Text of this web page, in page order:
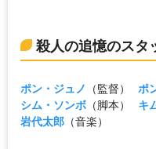
殺人の追憶のスタ
ポン・ジュノ （監督） ポ
シム・ソンボ （脚本） キ
岩代太郎 （音楽）